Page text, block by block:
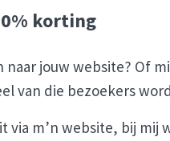
korting
naar jouw website? Of
van die bezoekers
via m’n website, bij mij